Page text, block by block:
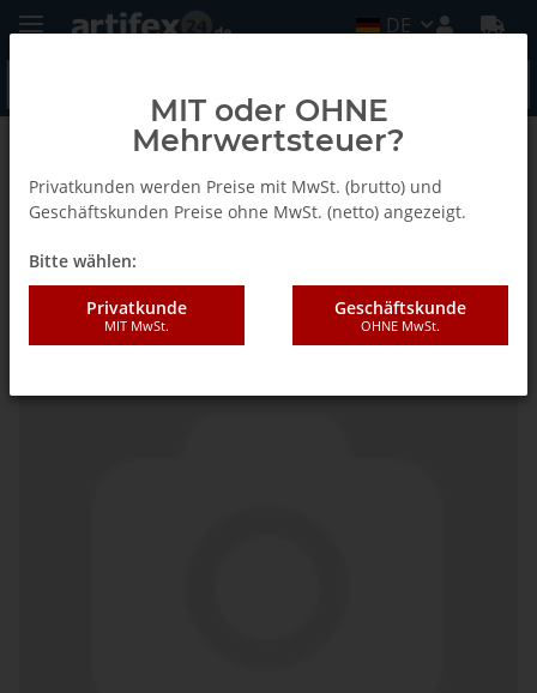
DE
Startseite
Fein Planetengetriebe
MIT oder OHNE
Mehrwertsteuer?
Privatkunden werden Preise mit MwSt. (brutto) und
Geschäftskunden Preise ohne MwSt. (netto) angezeigt.
Bitte wählen:
Privatkunde
MIT MwSt.
Geschäftskunde
OHNE MwSt.